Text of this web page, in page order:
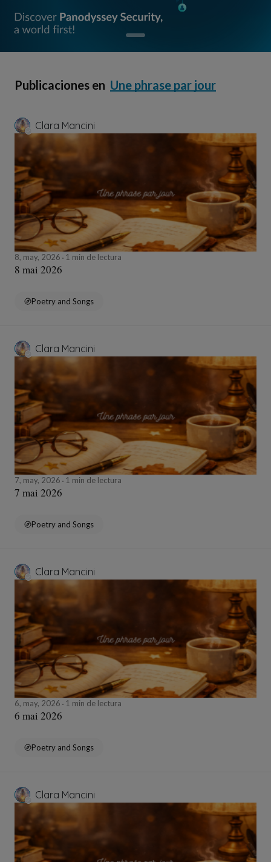
Publicaciones en Une phrase par jour
Clara Mancini
8, may, 2026 1 min de lectura
8 mai 2026
Poetry and Songs
Clara Mancini
7, may, 2026 1 min de lectura
7 mai 2026
Poetry and Songs
Clara Mancini
6, may, 2026 1 min de lectura
6 mai 2026
Poetry and Songs
Clara Mancini